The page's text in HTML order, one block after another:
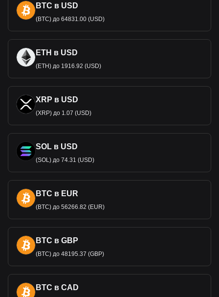
BTC в USD
(BTC) до 64831.00 (USD)
ETH в USD
(ETH) до 1916.92 (USD)
XRP в USD
(XRP) до 1.07 (USD)
SOL в USD
(SOL) до 74.31 (USD)
BTC в EUR
(BTC) до 56266.82 (EUR)
BTC в GBP
(BTC) до 48195.37 (GBP)
BTC в CAD